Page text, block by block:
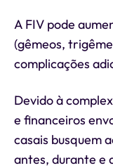
A FIV pode
(gêmeos,
complicações
Devido à
e financeiros
casais busquem
antes, durante e